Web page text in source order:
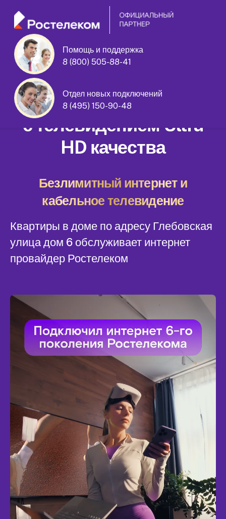
Помощь и поддержка
8 (800) 505-88-41
Отдел новых подключений
8 (495) 150-90-48
Глебовская улица дом 6
Домашний интернет
с телевидением Ultra
HD качества
Безлимитный интернет и
кабельное телевидение
Квартиры в доме по адресу Глебовская
улица дом 6 обслуживает интернет
провайдер Ростелеком